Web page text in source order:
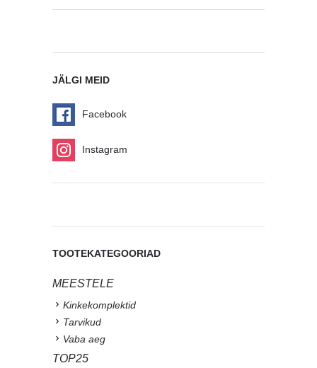
JÄLGI MEID
Facebook
Instagram
TOOTEKATEGOORIAD
MEESTELE
Kinkekomplektid
Tarvikud
Vaba aeg
TOP25